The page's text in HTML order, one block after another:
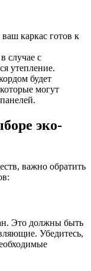
каркас готов к
случае с
утепление.
будет
могут
эко-
важно обратить
Это должны быть
Убедитесь,